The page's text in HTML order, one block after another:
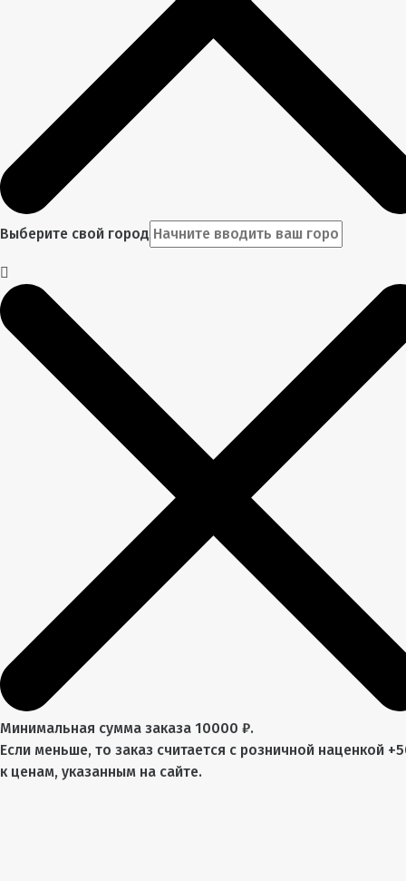
Выберите свой город
Минимальная сумма заказа 10000 ₽.
Если меньше, то заказ считается с розничной наценкой
к ценам, указанным на сайте.